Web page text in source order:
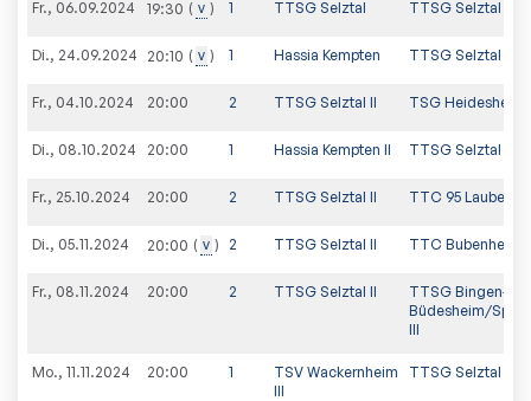
Fr., 06.09.2024 19:30 v 1 TTSG Selztal TTSG Selztal II
Di., 24.09.2024 20:10 v 1 Hassia Kempten TTSG Selztal II
Fr., 04.10.2024 20:00 2 TTSG Selztal II TSG Heidesheim
Di., 08.10.2024 20:00 1 Hassia Kempten II TTSG Selztal II
Fr., 25.10.2024 20:00 2 TTSG Selztal II TTC 95
Di., 05.11.2024 20:00 v 2 TTSG Selztal II TTC Bubenheim II
Fr., 08.11.2024 20:00 2 TTSG Selztal II
TTSG Bingen-
Büdesheim/
III
Mo., 11.11.2024 20:00 1
TSV Wackernheim
III
TTSG Selztal II